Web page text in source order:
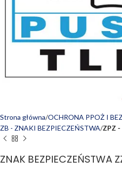
Strona główna OCHRONA PPOŻ I
ZB - ZNAKI BEZPIECZEŃSTWA ZPZ
ZNAK BEZPIECZEŃSTWA